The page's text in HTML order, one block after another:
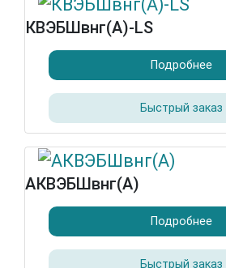
КВЭБШвнг(А)-LS
Подробнее
Быстрый заказ
АКВЭБШвнг(А)
Подробнее
Быстрый заказ